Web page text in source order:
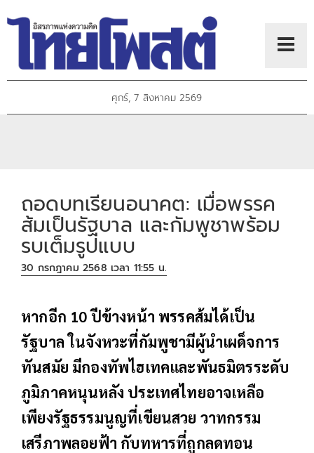
ศุกร์, 7 สิงหาคม 2569
ถอดบทเรียนอนาคต: เมื่อพรรค
ส้มเป็นรัฐบาล และกัมพูชาพร้อม
รบเต็มรูปแบบ
30 กรกฎาคม 2568 เวลา 11:55 น.
หากอีก 10 ปีข้างหน้า พรรคส้มได้เป็น
รัฐบาล ในจังหวะที่กัมพูชามีผู้นำเผด็จการ
ทันสมัย มีกองทัพไฮเทคและพันธมิตรระดับ
ภูมิภาคหนุนหลัง ประเทศไทยอาจเหลือ
เพียงรัฐธรรมนูญที่เขียนสวย วาทกรรม
เสรีภาพลอยฟ้า กับทหารที่ถูกลดทอน